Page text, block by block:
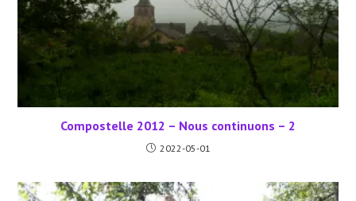
Compostelle 2012 – Nous continuons – 2
2022-05-01